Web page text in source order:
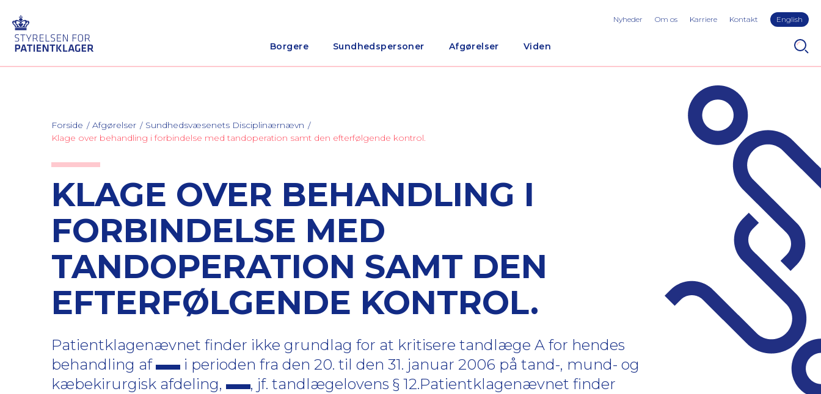
Borgere Sundhedspersoner Afgørelser Viden
Nyheder Om os Karriere Kontakt English
Forside Afgørelser
Sundhedsvæsenets Disciplinærnævn
Klage over behandling i forbindelse med tandoperation samt den efterfølgende kontrol.
KLAGE OVER BEHANDLING I
FORBINDELSE MED
TANDOPERATION SAMT DEN
EFTERFØLGENDE KONTROL.
Patientklagenævnet finder ikke grundlag for at kritisere tandlæge A for hendes
behandling af
i perioden fra den 20. til den 31. januar 2006 på tand-, mund- og
kæbekirurgisk afdeling,
, jf. tandlægelovens § 12.Patientklagenævnet finder